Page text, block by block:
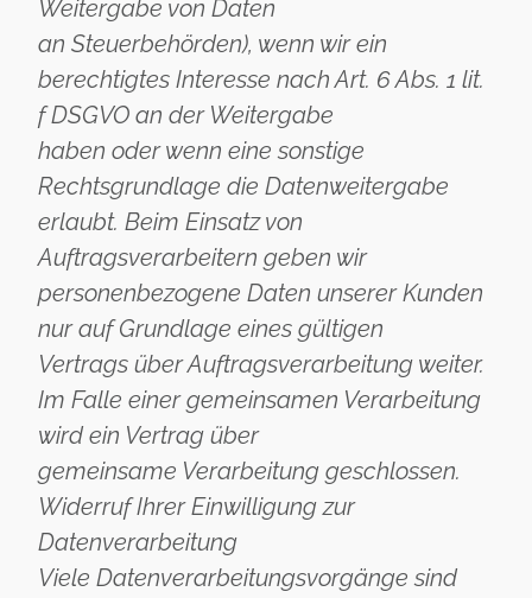
Weitergabe von Daten
an Steuerbehörden), wenn wir ein
berechtigtes Interesse nach Art. 6 Abs. 1 lit.
f DSGVO an der Weitergabe
haben oder wenn eine sonstige
Rechtsgrundlage die Datenweitergabe
erlaubt. Beim Einsatz von
Auftragsverarbeitern geben wir
personenbezogene Daten unserer Kunden
nur auf Grundlage eines gültigen
Vertrags über Auftragsverarbeitung weiter.
Im Falle einer gemeinsamen Verarbeitung
wird ein Vertrag über
gemeinsame Verarbeitung geschlossen.
Widerruf Ihrer Einwilligung zur
Datenverarbeitung
Viele Datenverarbeitungsvorgänge sind